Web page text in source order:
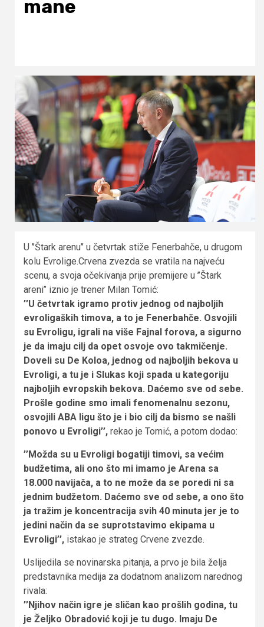
mane
U ’’Štark arenu’’ u četvrtak stiže Fenerbahče, u drugom
kolu Evrolige.Crvena zvezda se vratila na najveću
scenu, a svoja očekivanja prije premijere u ’’Štark
areni’’ iznio je trener Milan Tomić:
’’U četvrtak igramo protiv jednog od najboljih
evroligaških timova, a to je Fenerbahče. Osvojili
su Evroligu, igrali na više Fajnal forova, a sigurno
je da imaju cilj da opet osvoje ovo takmičenje.
Doveli su De Koloa, jednog od najboljih bekova u
Evroligi, a tu je i Slukas koji spada u kategoriju
najboljih evropskih bekova. Daćemo sve od sebe.
Prošle godine smo imali fenomenalnu sezonu,
osvojili ABA ligu što je i bio cilj da bismo se našli
ponovo u Evroligi’’, rekao je Tomić, a potom dodao:
’’Možda su u Evroligi bogatiji timovi, sa većim
budžetima, ali ono što mi imamo je Arena sa
18.000 navijača, a to ne može da se poredi ni sa
jednim budžetom. Daćemo sve od sebe, a ono što
ja tražim je koncentracija svih 40 minuta jer je to
jedini način da se suprotstavimo ekipama u
Evroligi’’, istakao je strateg Crvene zvezde.
Uslijedila se novinarska pitanja, a prvo je bila želja
predstavnika medija za dodatnom analizom narednog
rivala:
’’Njihov način igre je sličan kao prošlih godina, tu
je Željko Obradović koji je tu dugo. Imaju De